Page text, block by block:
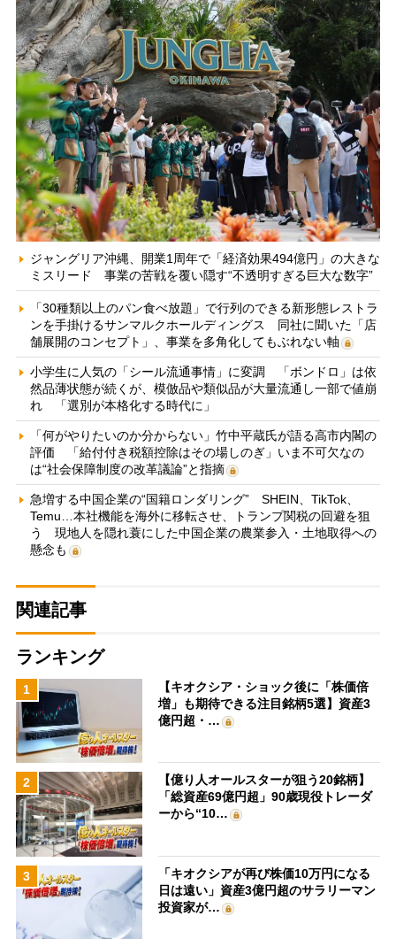
ジャングリア沖縄、開業1周年で「経済効果494億円」の大きな
ミスリード 事業の苦戦を覆い隠す“不透明すぎる巨大な数字”
「30種類以上のパン食べ放題」で行列のできる新形態レストラ
ンを手掛けるサンマルクホールディングス 同社に聞いた「店
舗展開のコンセプト」、事業を多角化してもぶれない軸
小学生に人気の「シール流通事情」に変調 「ボンドロ」は依
然品薄状態が続くが、模倣品や類似品が大量流通し一部で値崩
れ 「選別が本格化する時代に」
「何がやりたいのか分からない」竹中平蔵氏が語る高市内閣の
評価 「給付付き税額控除はその場しのぎ」いま不可欠なの
は“社会保障制度の改革議論”と指摘
急増する中国企業の“国籍ロンダリング” SHEIN、TikTok、
Temu…本社機能を海外に移転させ、トランプ関税の回避を狙
う 現地人を隠れ蓑にした中国企業の農業参入・土地取得への
懸念も
関連記事
ランキング
1
【キオクシア・ショック後に「株価倍
増」も期待できる注目銘柄5選】資産3
億円超・…
2
【億り人オールスターが狙う20銘柄】
「総資産69億円超」90歳現役トレーダ
ーから“10…
3
「キオクシアが再び株価10万円になる
日は遠い」資産3億円超のサラリーマン
投資家が…